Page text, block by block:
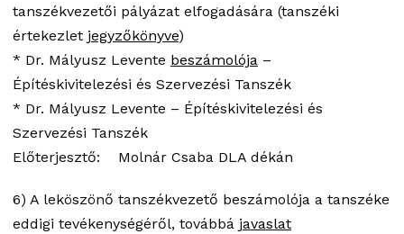
tanszékvezetői pályázat elfogadására (tanszéki
értekezlet jegyzőkönyve)
* Dr. Mályusz Levente beszámolója –
Építéskivitelezési és Szervezési Tanszék
* Dr. Mályusz Levente – Építéskivitelezési és
Szervezési Tanszék
Előterjesztő: Molnár Csaba DLA dékán
6) A leköszönő tanszékvezető beszámolója a tanszéke
eddigi tevékenységéről, továbbá javaslat